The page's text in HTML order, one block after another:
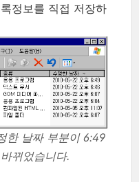
정보를 직접 저장하
한 날짜 부분이 6:49
뀌었습니다.